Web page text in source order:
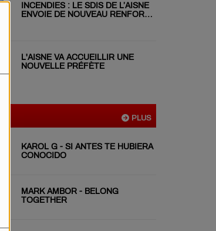
INCENDIES : LE SDIS DE L’AISNE
ENVOIE DE NOUVEAU RENFORT
L'AISNE VA ACCUEILLIR UNE
NOUVELLE PRÉFÈTE
PLUS
KAROL G - SI ANTES TE HUBIERA
CONOCIDO
MARK AMBOR - BELONG
TOGETHER